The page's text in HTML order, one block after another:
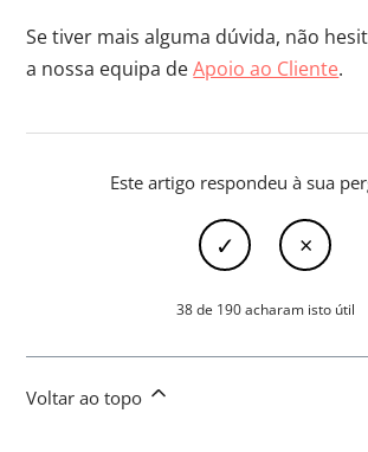
Se tiver mais alguma dúvida, não
a nossa equipa deApoio ao Cliente.
Este artigo respondeu à sua
38 de 190 acharam isto útil
Voltar ao topo